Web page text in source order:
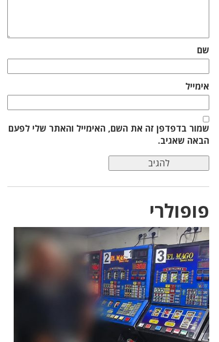
שם
אימייל
שמור בדפדפן זה את השם, האימייל והאתר שלי לפעם
הבאה שאגיב.
פופולרי